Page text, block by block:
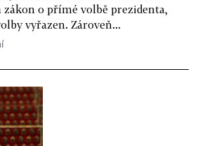
o přímé volbě prezidenta,
vyřazen. Zároveň...